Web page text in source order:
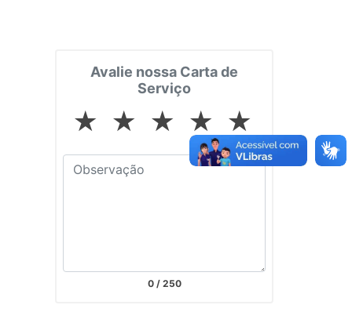
Avalie nossa Carta de
Serviço
★ ★ ★ ★ ★
0/ 250